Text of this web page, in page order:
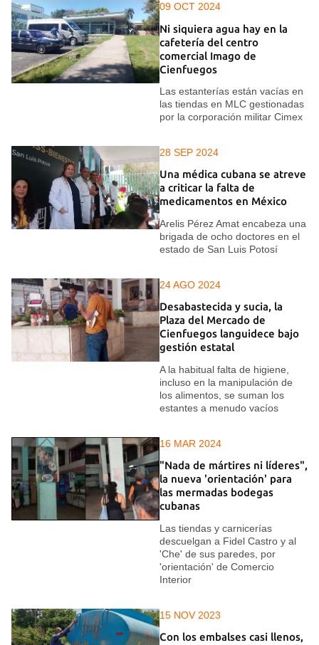
09 OCT 2024
Ni siquiera agua hay en la
cafetería del centro
comercial Imago de
Cienfuegos
Las estanterías están vacías en
las tiendas en MLC gestionadas
por la corporación militar Cimex
28 SEP 2024
Una médica cubana se atreve
a criticar la falta de
medicamentos en México
Arelis Pérez Amat encabeza una
brigada de ocho doctores en el
estado de San Luis Potosí
24 AGO 2024
Desabastecida y sucia, la
Plaza del Mercado de
Cienfuegos languidece bajo
gestión estatal
A la habitual falta de higiene,
incluso en la manipulación de
los alimentos, se suman los
estantes a menudo vacíos
16 MAR 2024
"Nada de mártires ni líderes",
la nueva 'orientación' para
las mermadas bodegas
cubanas
Las tiendas y carnicerías
descuelgan a Fidel Castro y al
'Che' de sus paredes, por
'orientación' de Comercio
Interior
15 NOV 2023
Con los embalses casi llenos,